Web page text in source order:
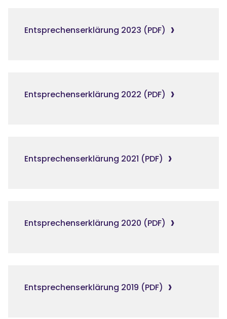
Entsprechenserklärung 2023 (PDF)
Entsprechenserklärung 2022 (PDF)
Entsprechenserklärung 2021 (PDF)
Entsprechenserklärung 2020 (PDF)
Entsprechenserklärung 2019 (PDF)